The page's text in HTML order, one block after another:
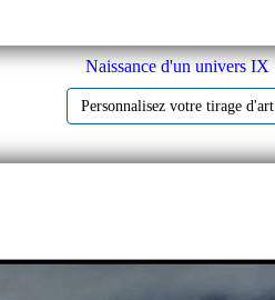
Naissance d'un univers IX
Personnalisez votre tirage d'art